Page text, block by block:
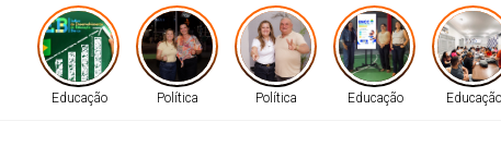
Educação Política Política Educação Educação